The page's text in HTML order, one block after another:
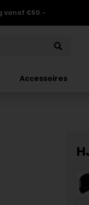
vanaf €50.-
Accessoires